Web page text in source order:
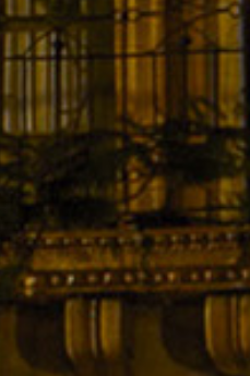
Servicios
Poder Judicial